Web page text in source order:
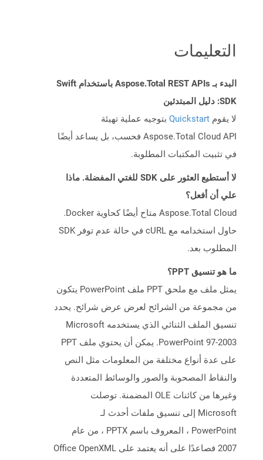
التعليمات
البدء بـ Aspose.Total REST APIs باستخدام Swift
SDK: دليل المبتدئين
لا يقوم Quickstart بتوجيه عملية تهيئة
Aspose.Total Cloud API فحسب، بل يساعد أيضًا
في تثبيت المكتبات المطلوبة.
لا أستطيع العثور على SDK للغتي المفضلة. ماذا
علي أن أفعل؟
Aspose.Total Cloud متاح أيضًا كحاوية Docker.
حاول استخدامه مع cURL في حالة عدم توفر SDK
المطلوب بعد.
ما هو تنسيق PPT؟
يمثل ملف مع ملحق PPT ملف PowerPoint يتكون
من مجموعة من الشرائح لعرض عرض شرائح. يحدد
تنسيق الملف الثنائي الذي يستخدمه Microsoft
PowerPoint 97-2003. يمكن أن يحتوي ملف PPT
على عدة أنواع مختلفة من المعلومات مثل النص
والنقاط المصحوبة والصور والوسائط المتعددة
وغيرها من كائنات OLE المضمنة. توصلت
Microsoft إلى تنسيق ملفات أحدث لـ
PowerPoint ، المعروف باسم PPTX ، من عام
2007 فصاعدًا على أنه يعتمد على Office OpenXML